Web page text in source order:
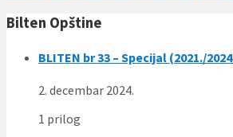
Bilten Opštine
BLITEN br 33 – Specijal (2021./
2. decembar 2024.
1 prilog